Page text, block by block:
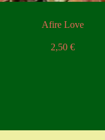
Afire Love
2,50 €